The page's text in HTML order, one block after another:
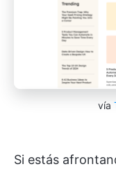
vía
Si estás